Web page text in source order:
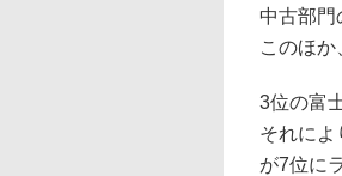
中古部門
このほか
3位の富
それによ
が7位に